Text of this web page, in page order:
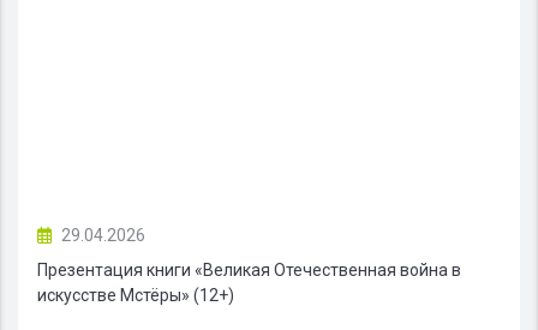
29.04.2026
Презентация книги «Великая Отечественная война в
искусстве Мстёры» (12+)